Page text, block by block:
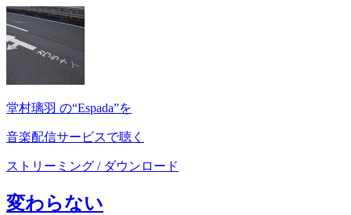
堂村璃羽 の“Espada”を
音楽配信サービスで聴く
ストリーミング / ダウンロード
変わらない